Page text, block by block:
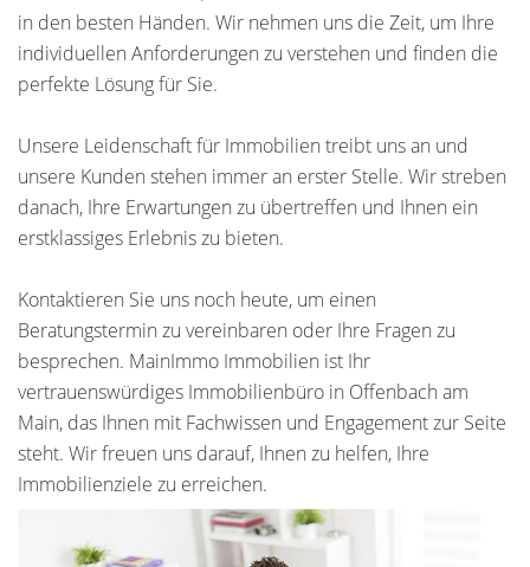
in den besten Händen. Wir nehmen uns die Zeit, um Ihre
individuellen Anforderungen zu verstehen und finden die
perfekte Lösung für Sie.
Unsere Leidenschaft für Immobilien treibt uns an und
unsere Kunden stehen immer an erster Stelle. Wir streben
danach, Ihre Erwartungen zu übertreffen und Ihnen ein
erstklassiges Erlebnis zu bieten.
Kontaktieren Sie uns noch heute, um einen
Beratungstermin zu vereinbaren oder Ihre Fragen zu
besprechen. MainImmo Immobilien ist Ihr
vertrauenswürdiges Immobilienbüro in Offenbach am
Main, das Ihnen mit Fachwissen und Engagement zur Seite
steht. Wir freuen uns darauf, Ihnen zu helfen, Ihre
Immobilienziele zu erreichen.